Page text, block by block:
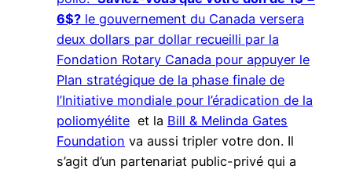
6$? le gouvernement du Canada versera
deux dollars par dollar recueilli par la
Fondation Rotary Canada pour appuyer le
Plan stratégique de la phase finale de
l’Initiative mondiale pour l’éradication de la
poliomyélite et la Bill & Melinda Gates
Foundation va aussi tripler votre don. Il
s’agit d’un partenariat public-privé qui a